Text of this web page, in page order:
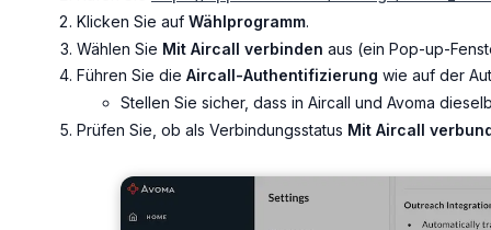
Klicken Sie auf Wählprogramm.
Wählen Sie Mit Aircall verbinden aus (ein Pop-up-
Führen Sie die Aircall-Authentifizierung wie auf der
Stellen Sie sicher, dass in Aircall und Avoma
Prüfen Sie, ob als Verbindungsstatus Mit Aircall